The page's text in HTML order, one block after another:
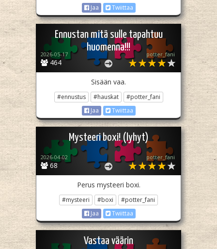
Jaa
Twiittaa
Ennustan mitä sulle tapahtuu
huomenna!!!
464
2026-05-17 potter_fani
Sisään vaa.
#ennustus #hauskat
#potter_fani
Jaa
Twiittaa
Mysteeri boxi! (lyhyt)
68
2026-04-02 potter_fani
Perus mysteeri boxi.
#mysteeri #boxi
#potter_fani
Jaa
Twiittaa
Vastaa väärin